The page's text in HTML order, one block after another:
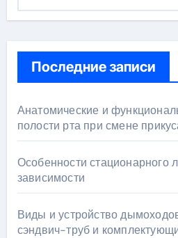
Последние записи
Анатомические и
полости рта при смене
Особенности стационарного
зависимости
Виды и устройство
сэндвич-труб и